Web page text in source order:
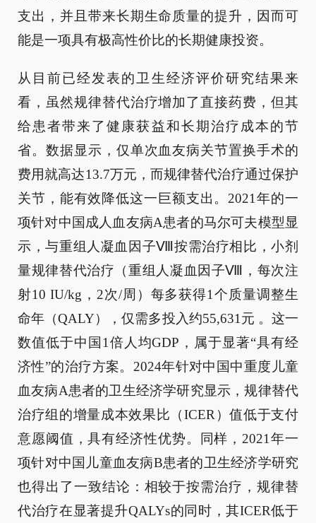
支出，并且带来长期生命质量的提升，因而可
能是一项具有极高性价比的长期健康投资。
从目前已经发表的卫生经济评价研究结果来
看，虽然规律替代治疗增加了直接药费，但其
给患者带来了健康获益和长期治疗成本的节
省。数据显示，仅单次血友病关节置换手术的
费用就高达13.7万元，而规律替代治疗通过保护
关节，能有效降低这一巨额支出。2021年的一
项针对中国成人血友病A患者的马尔可夫模型显
示，与重组人凝血因子Ⅷ按需治疗相比，小剂
量规律替代治疗（重组人凝血因子Ⅷ，每次注
射10 IU/kg，2次/周）每多获得1个质量调整生
命年（QALY），仅需多投入约55,631元 。这一
数值低于中国1倍人均GDP，属于显著“具有经
济性”的治疗方案。2024年针对中国中重度儿童
血友病A患者的卫生经济学研究显示，规律替代
治疗组的增量成本效果比（ICER）值低于支付
意愿阈值，具有经济性优势。同样，2021年一
项针对中国儿童血友病B患者的卫生经济学研究
也得出了一致结论：相较于按需治疗，规律替
代治疗在显著提升QALYs的同时，其ICER低于